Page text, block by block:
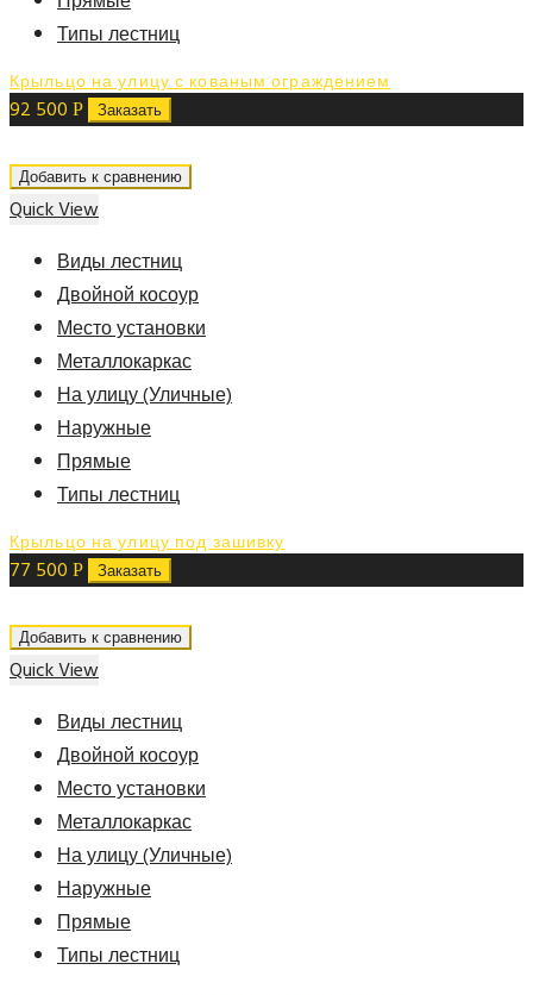
Типы лестниц
Крыльцо на улицу с кованым ограждением
92 500 Р Заказать
Добавить к сравнению
Quick View
Виды лестниц
Двойной косоур
Место установки
Металлокаркас
На улицу (Уличные)
Наружные
Прямые
Типы лестниц
Крыльцо на улицу под зашивку
77 500 Р Заказать
Добавить к сравнению
Quick View
Виды лестниц
Двойной косоур
Место установки
Металлокаркас
На улицу (Уличные)
Наружные
Прямые
Типы лестниц